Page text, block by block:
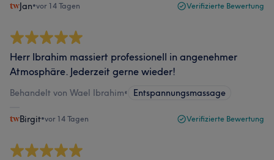
Jan•vor 14 Tagen Verifizierte Bewertung
Herr Ibrahim massiert professionell in angenehmer
Atmosphäre. Jederzeit gerne wieder!
Behandelt von Wael Ibrahim• Entspannungsmassage
Birgit•vor 14 Tagen Verifizierte Bewertung